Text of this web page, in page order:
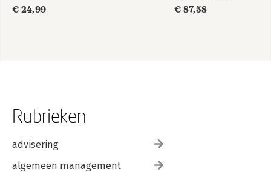
€ 24,99
€ 87,58
Rubrieken
advisering
algemeen management